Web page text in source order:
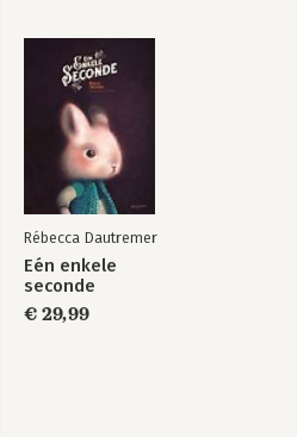
Rébecca Dautremer
Eén enkele
seconde
€ 29,99